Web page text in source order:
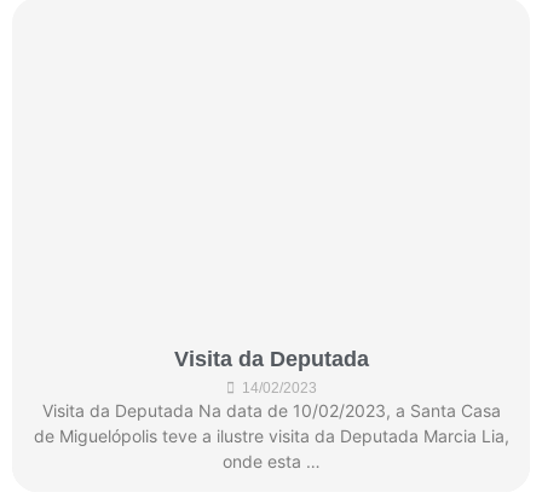
Visita da Deputada
14/02/2023
Visita da Deputada Na data de 10/02/2023, a Santa Casa
de Miguelópolis teve a ilustre visita da Deputada Marcia Lia,
onde esta …